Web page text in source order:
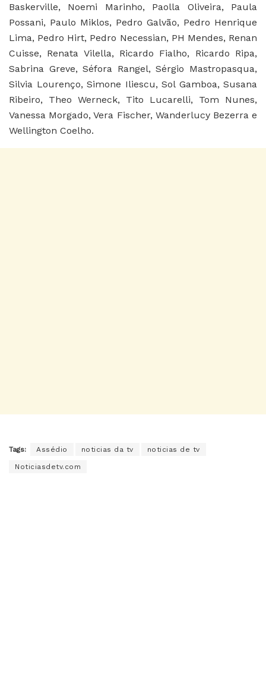
Baskerville, Noemi Marinho, Paolla Oliveira, Paula
Possani, Paulo Miklos, Pedro Galvão, Pedro Henrique
Lima, Pedro Hirt, Pedro Necessian, PH Mendes, Renan
Cuisse, Renata Vilella, Ricardo Fialho, Ricardo Ripa,
Sabrina Greve, Séfora Rangel, Sérgio Mastropasqua,
Silvia Lourenço, Simone Iliescu, Sol Gamboa, Susana
Ribeiro, Theo Werneck, Tito Lucarelli, Tom Nunes,
Vanessa Morgado, Vera Fischer, Wanderlucy Bezerra e
Wellington Coelho.
Tags: Assédio noticias da tv noticias de tv
Noticiasdetv.com